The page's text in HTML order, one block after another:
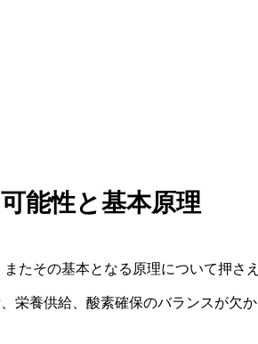
能性と基本原理
たその基本となる原理について押さえ
栄養供給、酸素確保のバランスが欠か